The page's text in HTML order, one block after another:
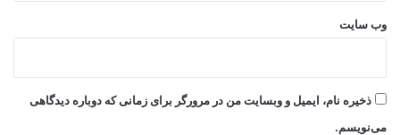
وب‌ سایت
ذخیره نام، ایمیل و وبسایت من در مرورگر برای زمانی که دوباره دیدگاهی
می‌نویسم.